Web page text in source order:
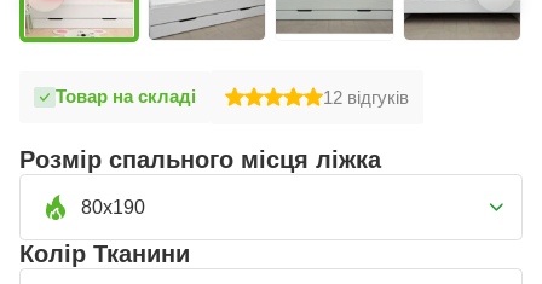
Товар на складі 12 відгуків
Розмір спального місця ліжка
80x190
Колір Тканини